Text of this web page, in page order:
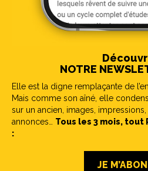
NOTRE
Elle est la digne remplaçante de
Mais comme son aîné, elle
sur un ancien, images,
annonces… Tous les 3 mois,
:
JE